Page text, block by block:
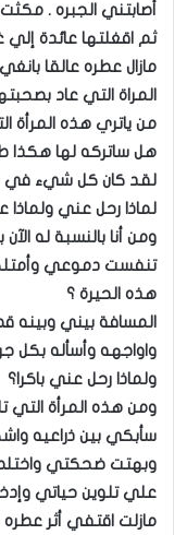
أصابتني الجبره .
ثم اقغلتها عائدة
مازال عطره عالقا
المراة التي عاد
من ياتري هذه المرأة
هل ساتركه لها هكذا
لقد كان كل شيء في
لماذا رحل عني ولماذا
ومن أنا بالنسبة له
تنفست دموعي
هذه الحيرة ؟
المسافة بيني وبينه
واواجهه وأسأله بكل
ولماذا رحل عني باكرا؟
ومن هذه المرأة
سأبكي بين ذراعيه
وبهتت ضحكتي
علي تلوين حياتي
مازلت اقتفي أثر